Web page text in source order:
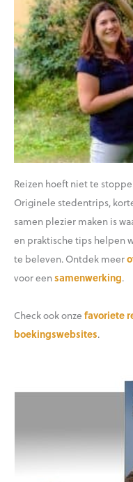
Reizen hoeft niet te
Originele stedentrips,
samen plezier maken is
en praktische tips helpen
te beleven. Ontdek meer
voor eensamenwerking.
Check ook onzefavoriete
boekingswebsites.